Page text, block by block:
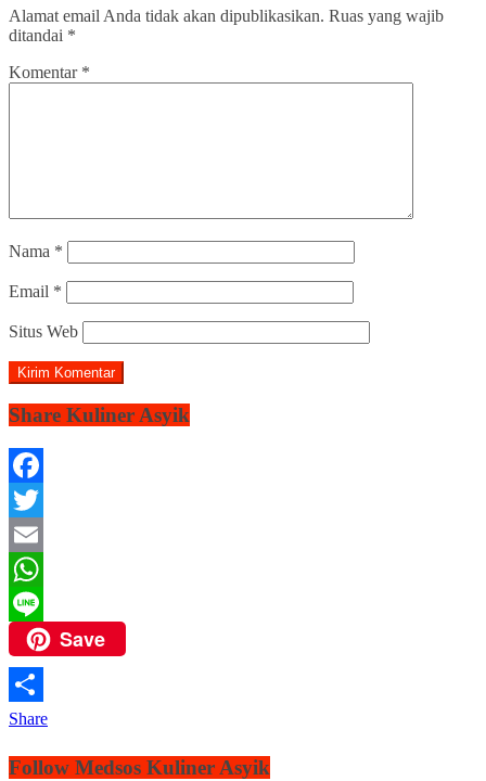
Alamat email Anda tidak akan dipublikasikan. Ruas yang wajib
ditandai *
Komentar *
Nama *
Email *
Situs Web
Share Kuliner Asyik
Facebook
Twitter
Email
WhatsApp
Line
Save
Share
Follow Medsos Kuliner Asyik